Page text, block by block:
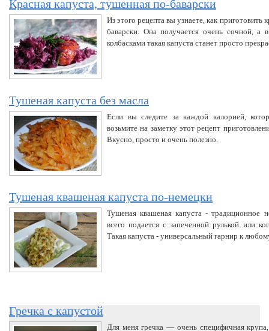
Красная капуста, тушенная по-баварски
Из этого рецепта вы узнаете, как
баварски. Она получается очень сочной, а
колбасками такая капуста станет просто
Тушеная капуста без масла
Если вы следите за каждой калорией,
возьмите на заметку этот рецепт
Вкусно, просто и очень полезно.
Тушеная квашеная капуста по-немецки
Тушеная квашеная капуста - традиционное
всего подается с запеченной рулькой или
Такая капуста - универсальный гарнир к
Гречка с капустой
Для меня гречка — очень специфичная